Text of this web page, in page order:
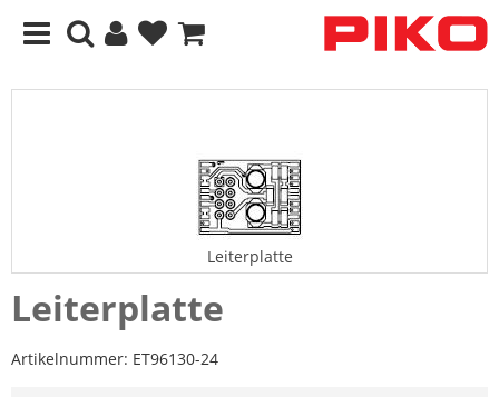
Leiterplatte
Leiterplatte
Artikelnummer: ET96130-24